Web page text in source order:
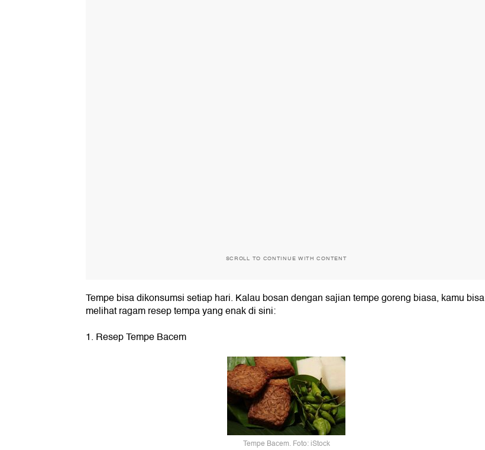
SCROLL TO CONTINUE WITH CONTENT
Tempe bisa dikonsumsi setiap hari. Kalau bosan dengan sajian tempe goreng biasa, kamu bisa
melihat ragam resep tempa yang enak di sini:
1. Resep Tempe Bacem
Tempe Bacem. Foto: iStock